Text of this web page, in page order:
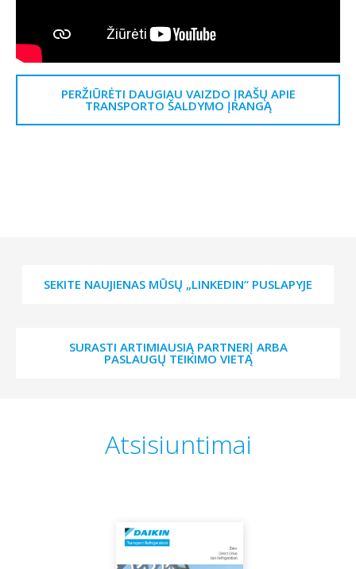
PERŽIŪRĖTI DAUGIAU VAIZDO ĮRAŠŲ APIE
TRANSPORTO ŠALDYMO ĮRANGĄ
SEKITE NAUJIENAS MŪSŲ „LINKEDIN“ PUSLAPYJE
SURASTI ARTIMIAUSIĄ PARTNERĮ ARBA
PASLAUGŲ TEIKIMO VIETĄ
Atsisiuntimai